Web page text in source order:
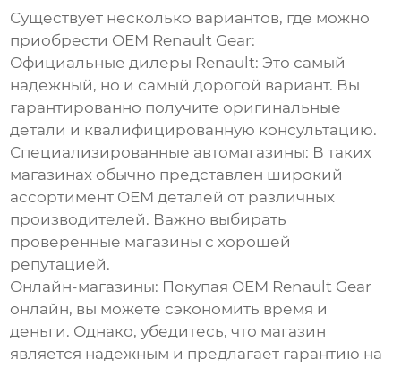
Существует несколько вариантов, где можно
приобрести OEM Renault Gear:
Официальные дилеры Renault: Это самый
надежный, но и самый дорогой вариант. Вы
гарантированно получите оригинальные
детали и квалифицированную консультацию.
Специализированные автомагазины: В таких
магазинах обычно представлен широкий
ассортимент OEM деталей от различных
производителей. Важно выбирать
проверенные магазины с хорошей
репутацией.
Онлайн-магазины: Покупая OEM Renault Gear
онлайн, вы можете сэкономить время и
деньги. Однако, убедитесь, что магазин
является надежным и предлагает гарантию на